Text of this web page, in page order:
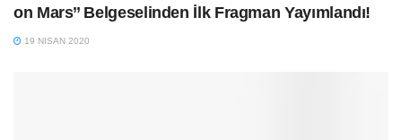
on Mars’’ Belgeselinden İlk Fragman Yayımlandı!
19 NISAN 2020